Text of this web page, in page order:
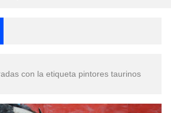
a Lápiz del 14 de Febrero
con la etiqueta pintores taurinos